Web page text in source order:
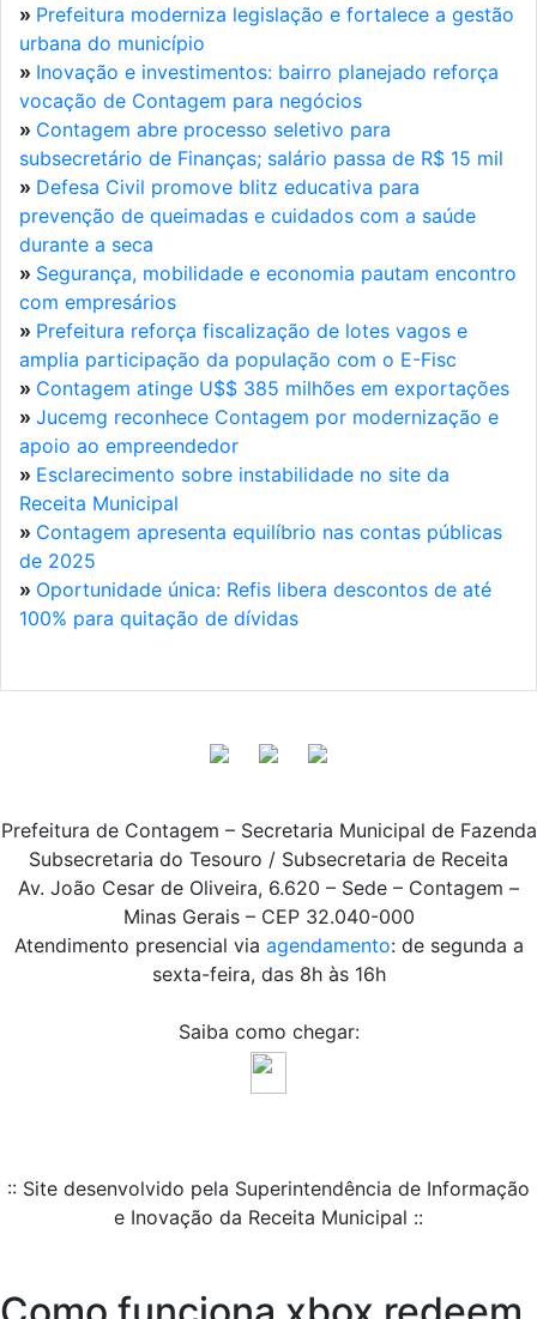
» Prefeitura moderniza legislação e fortalece a gestão
urbana do município
» Inovação e investimentos: bairro planejado reforça
vocação de Contagem para negócios
» Contagem abre processo seletivo para
subsecretário de Finanças; salário passa de R$ 15 mil
» Defesa Civil promove blitz educativa para
prevenção de queimadas e cuidados com a saúde
durante a seca
» Segurança, mobilidade e economia pautam encontro
com empresários
» Prefeitura reforça fiscalização de lotes vagos e
amplia participação da população com o E-Fisc
» Contagem atinge U$$ 385 milhões em exportações
» Jucemg reconhece Contagem por modernização e
apoio ao empreendedor
» Esclarecimento sobre instabilidade no site da
Receita Municipal
» Contagem apresenta equilíbrio nas contas públicas
de 2025
» Oportunidade única: Refis libera descontos de até
100% para quitação de dívidas
Prefeitura de Contagem – Secretaria Municipal de Fazenda
Subsecretaria do Tesouro / Subsecretaria de Receita
Av. João Cesar de Oliveira, 6.620 – Sede – Contagem –
Minas Gerais – CEP 32.040-000
Atendimento presencial via agendamento: de segunda a
sexta-feira, das 8h às 16h
Saiba como chegar:
:: Site desenvolvido pela Superintendência de Informação
e Inovação da Receita Municipal ::